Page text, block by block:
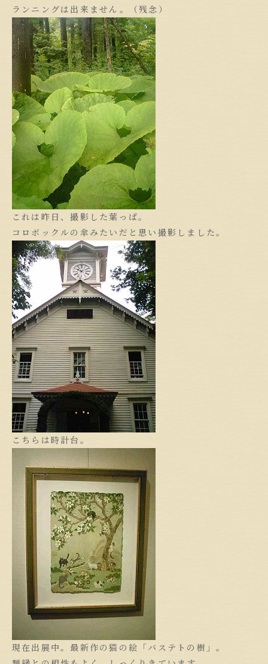
ランニングは出来ません。（残念）
これは昨日、撮影した葉っぱ。
コロボックルの傘みたいだと思い撮影しました。
こちらは時計台。
現在出展中。最新作の猫の絵「バステトの樹」。